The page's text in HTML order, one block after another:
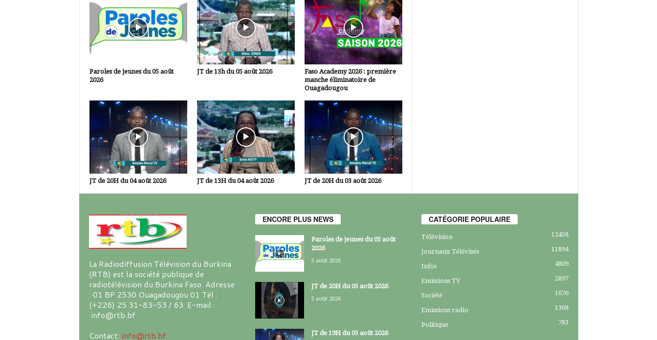
Paroles de jeunes du 05 août
2026
JT de 13h du 05 août 2026
Faso Academy 2026 : première
manche éliminatoire de
Ouagadougou
JT de 20H du 04 août 2026 JT de 13H du 04 août 2026 JT de 20H du 03 août 2026
La Radiodiffusion Télévision du Burkina
(RTB) est la société publique de
radiotélévision du Burkina Faso. Adresse
: 01 BP 2530 Ouagadougou 01 Tél :
(+226) 25 31-83-53 / 63 E-mail :
info@rtb.bf
Contact: info@rtb.bf
ENCORE PLUS NEWS
Paroles de jeunes du 05 août
2026
5 août 2026
JT de 20H du 05 août 2026
5 août 2026
JT de 19H du 05 août 2026
CATÉGORIE POPULAIRE
Télévision 12458
Journaux Télévisés 11894
Infos 4809
Emissions TV 2897
Société 1676
Emissions radio 1368
Politique 783